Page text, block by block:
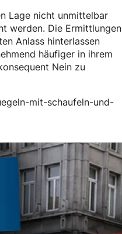
Lage nicht unmittelbar
werden. Die Ermittlungen
Anlass hinterlassen
häufiger in ihrem
Nein zu
mit-schaufeln-und-